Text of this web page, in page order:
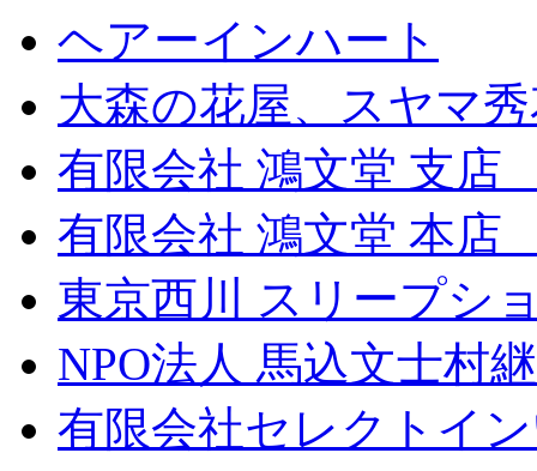
ヘアーインハート
大森の花屋、スヤマ
有限会社 鴻文堂 支店
有限会社 鴻文堂 本
東京西川 スリープシ
NPO法人 馬込文士村
有限会社セレクトイ